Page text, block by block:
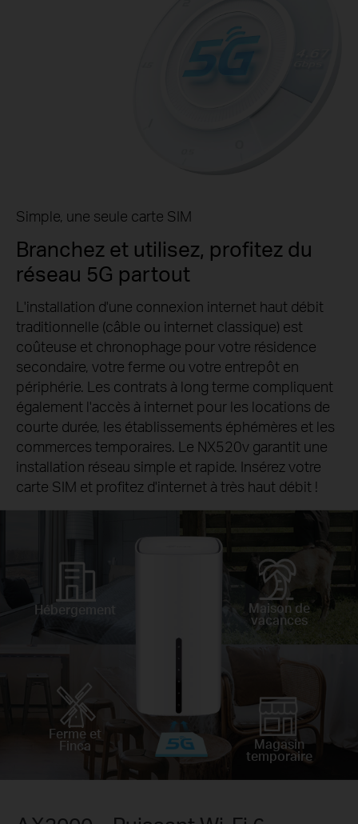
Simple, une seule carte SIM
Branchez et utilisez, profitez du
réseau 5G partout
L'installation d'une connexion internet haut débit
traditionnelle (câble ou internet classique) est
coûteuse et chronophage pour votre résidence
secondaire, votre ferme ou votre entrepôt en
périphérie. Les contrats à long terme compliquent
également l'accès à internet pour les locations de
courte durée, les établissements éphémères et les
commerces temporaires. Le NX520v garantit une
installation réseau simple et rapide. Insérez votre
carte SIM et profitez d'internet à très haut débit !
Hébergement
Ferme et
Finca Magasin
temporaire
Maison de
vacances